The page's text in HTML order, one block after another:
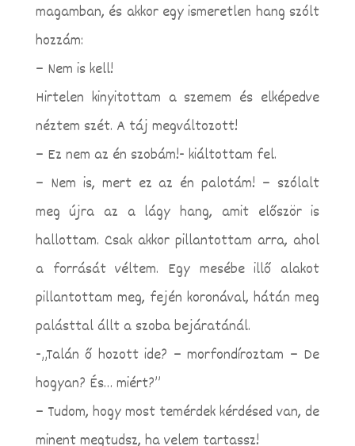
magamban, és akkor egy ismeretlen hang szólt
hozzám:
– Nem is kell!
Hirtelen kinyitottam a szemem és elképedve
néztem szét. A táj megváltozott!
– Ez nem az én szobám!- kiáltottam fel.
– Nem is, mert ez az én palotám! – szólalt
meg újra az a lágy hang, amit először is
hallottam. Csak akkor pillantottam arra, ahol
a forrását véltem. Egy mesébe illő alakot
pillantottam meg, fején koronával, hátán meg
palásttal állt a szoba bejáratánál.
-„Talán ő hozott ide? – morfondíroztam – De
hogyan? És… miért?”
– Tudom, hogy most temérdek kérdésed van, de
minent megtudsz, ha velem tartassz!